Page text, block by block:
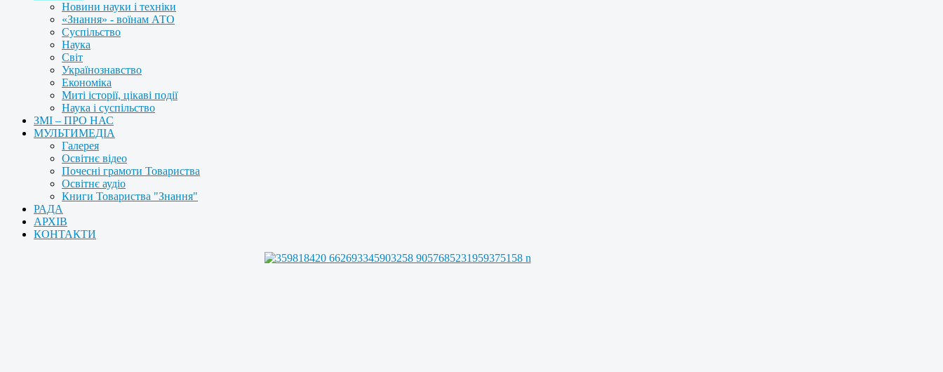
Новини науки і техніки
«Знання» - воїнам АТО
Суспільство
Наука
Світ
Українознавство
Економіка
Миті історії, цікаві події
Наука і суспільство
ЗМІ – ПРО НАС
МУЛЬТИМЕДІА
Галерея
Освітнє відео
Почесні грамоти Товариства
Освітнє аудіо
Книги Товариства "Знання"
РАДА
АРХІВ
КОНТАКТИ